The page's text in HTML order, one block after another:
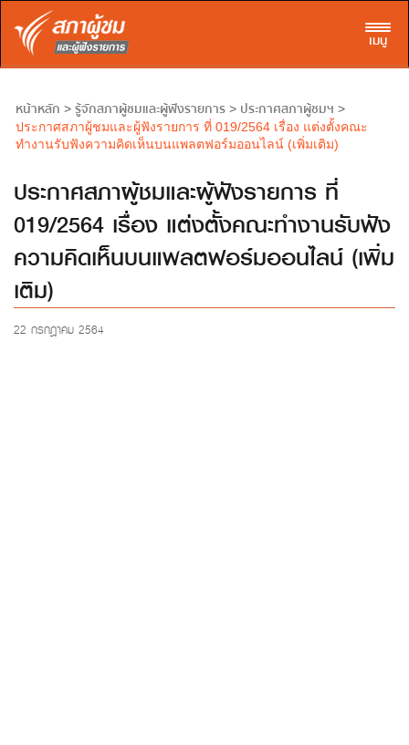
เมนู
หน้าหลัก > รู้จักสภาผู้ชมและผู้ฟังรายการ > ประกาศสภาผู้ชมฯ >
ประกาศสภาผู้ชมและผู้ฟังรายการ ที่ 019/2564 เรื่อง แต่งตั้งคณะ
ทำงานรับฟังความคิดเห็นบนแพลตฟอร์มออนไลน์ (เพิ่มเติม)
ประกาศสภาผู้ชมและผู้ฟังรายการ ที่
019/2564 เรื่อง แต่งตั้งคณะทำงานรับฟัง
ความคิดเห็นบนแพลตฟอร์มออนไลน์ (เพิ่ม
เติม)
22 กรกฎาคม 2564